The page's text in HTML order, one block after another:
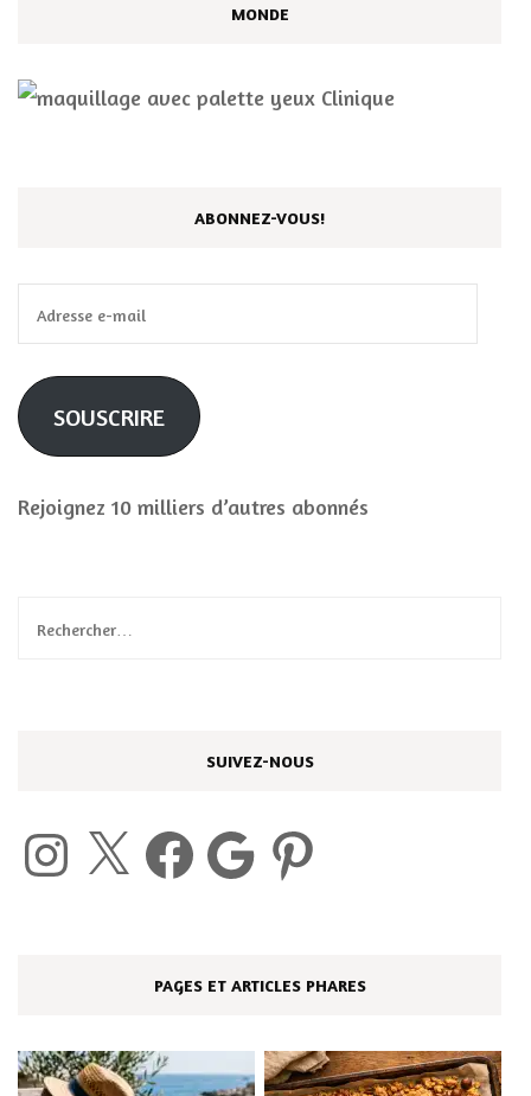
MONDE
ABONNEZ-VOUS!
e-
mail
SOUSCRIRE
Rejoignez 10 milliers d’autres abonnés
Rechercher :
SUIVEZ-NOUS
Instagram Facebook Google Pinterest
PAGES ET ARTICLES PHARES